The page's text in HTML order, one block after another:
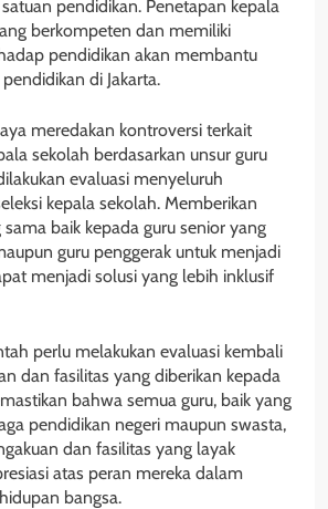
pendidikan. Penetapan kepala
berkompeten dan memiliki
pendidikan akan membantu
di Jakarta.
meredakan kontroversi terkait
sekolah berdasarkan unsur guru
evaluasi menyeluruh
kepala sekolah. Memberikan
baik kepada guru senior yang
guru penggerak untuk menjadi
menjadi solusi yang lebih inklusif
perlu melakukan evaluasi kembali
dan fasilitas yang diberikan kepada
bahwa semua guru, baik yang
pendidikan negeri maupun swasta,
dan fasilitas yang layak
atas peran mereka dalam
bangsa.